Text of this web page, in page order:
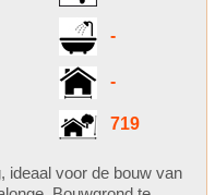
-
-
719
ideaal voor de bouw van